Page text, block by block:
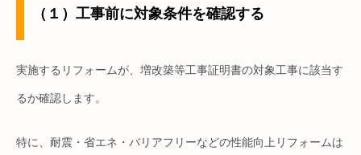
（１）工事前に対象条件を確認する
実施するリフォームが、増改築等工事証明書の対象工事に該当す
るか確認します。
特に、耐震・省エネ・バリアフリーなどの性能向上リフォームは